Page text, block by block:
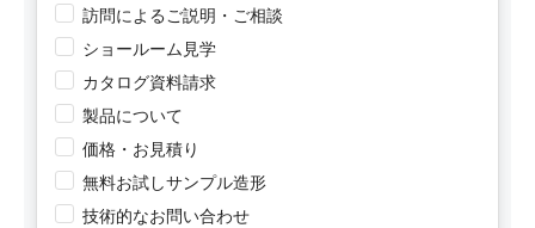
訪問によるご説明・ご相談
ショールーム見学
カタログ資料請求
製品について
価格・お見積り
無料お試しサンプル造形
技術的なお問い合わせ